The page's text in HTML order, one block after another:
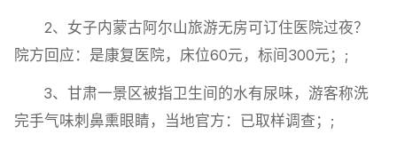
2、女子内蒙古阿尔山旅游无房可订住医院过夜？
院方回应：是康复医院，床位60元，标间300元；;
3、甘肃一景区被指卫生间的水有尿味，游客称洗
完手气味刺鼻熏眼睛，当地官方：已取样调查；;